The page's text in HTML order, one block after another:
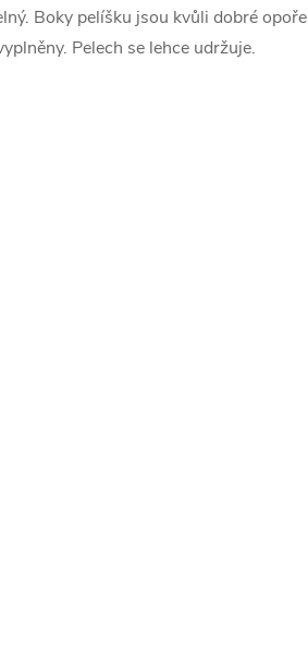
Boky pelíšku jsou kvůli dobré opoře
Pelech se lehce udržuje.